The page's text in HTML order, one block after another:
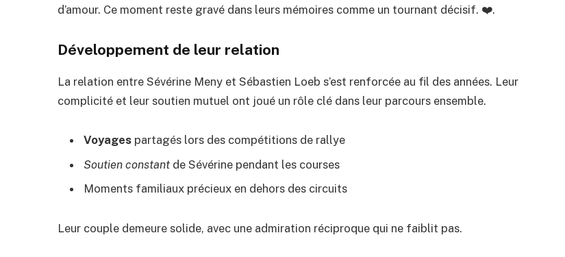
d’amour. Ce moment reste gravé dans leurs mémoires comme un tournant décisif. ❤️.
Développement de leur relation
La relation entre Sévérine Meny et Sébastien Loeb s’est renforcée au fil des années. Leur
complicité et leur soutien mutuel ont joué un rôle clé dans leur parcours ensemble.
Voyages partagés lors des compétitions de rallye
Soutien constant de Sévérine pendant les courses
Moments familiaux précieux en dehors des circuits
Leur couple demeure solide, avec une admiration réciproque qui ne faiblit pas.